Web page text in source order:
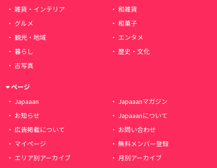
雑貨・インテリア
和雑貨
グルメ
和菓子
観光・地域
エンタメ
暮らし
歴史・文化
古写真
ページ
Japaaan
Japaaanマガジン
お知らせ
Japaaanについて
広告掲載について
お問い合わせ
マイページ
無料メンバー登録
エリア別アーカイブ
月別アーカイブ